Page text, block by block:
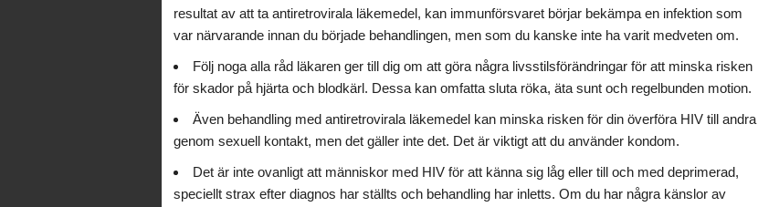
resultat av att ta antiretrovirala läkemedel, kan immunförsvaret börjar bekämpa en infektion som
var närvarande innan du började behandlingen, men som du kanske inte ha varit medveten om.
Följ noga alla råd läkaren ger till dig om att göra några livsstilsförändringar för att minska risken
för skador på hjärta och blodkärl. Dessa kan omfatta sluta röka, äta sunt och regelbunden motion.
Även behandling med antiretrovirala läkemedel kan minska risken för din överföra HIV till andra
genom sexuell kontakt, men det gäller inte det. Det är viktigt att du använder kondom.
Det är inte ovanligt att människor med HIV för att känna sig låg eller till och med deprimerad,
speciellt strax efter diagnos har ställts och behandling har inletts. Om du har några känslor av